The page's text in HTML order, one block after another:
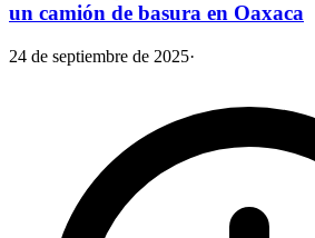
un camión de basura en Oaxaca
24 de septiembre de 2025·